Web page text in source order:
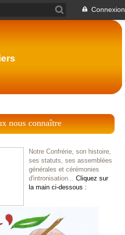
Connexion
nous connaître
Notre Confrérie, son histoire,
ses statuts, ses assemblées
générales et cérémonies
d'intronisation... Cliquez sur
la main ci-dessous :